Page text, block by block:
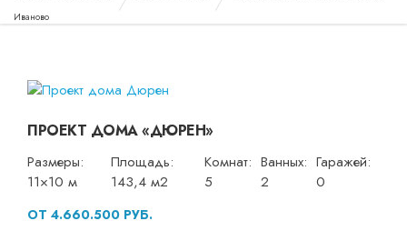
Иваново
ПРОЕКТ ДОМА «ДЮРЕН»
Размеры:
11×10 м
Площадь:
143,4 м2
Комнат:
5
Ванных:
2
Гаражей:
0
ОТ 4.660.500 РУБ.